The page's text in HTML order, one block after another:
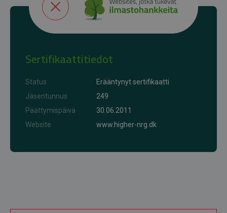
Sertifikaattitiedot
Status
Erääntynyt sertifikaatti
Jäsentunnus
249
Päättymispäivä
30.06.2011
Website
www.higher-nrg.dk